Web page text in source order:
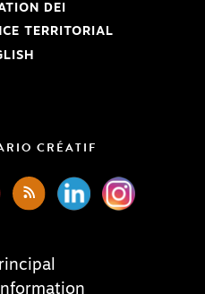
DEI
TERRITORIAL
CRÉATIF